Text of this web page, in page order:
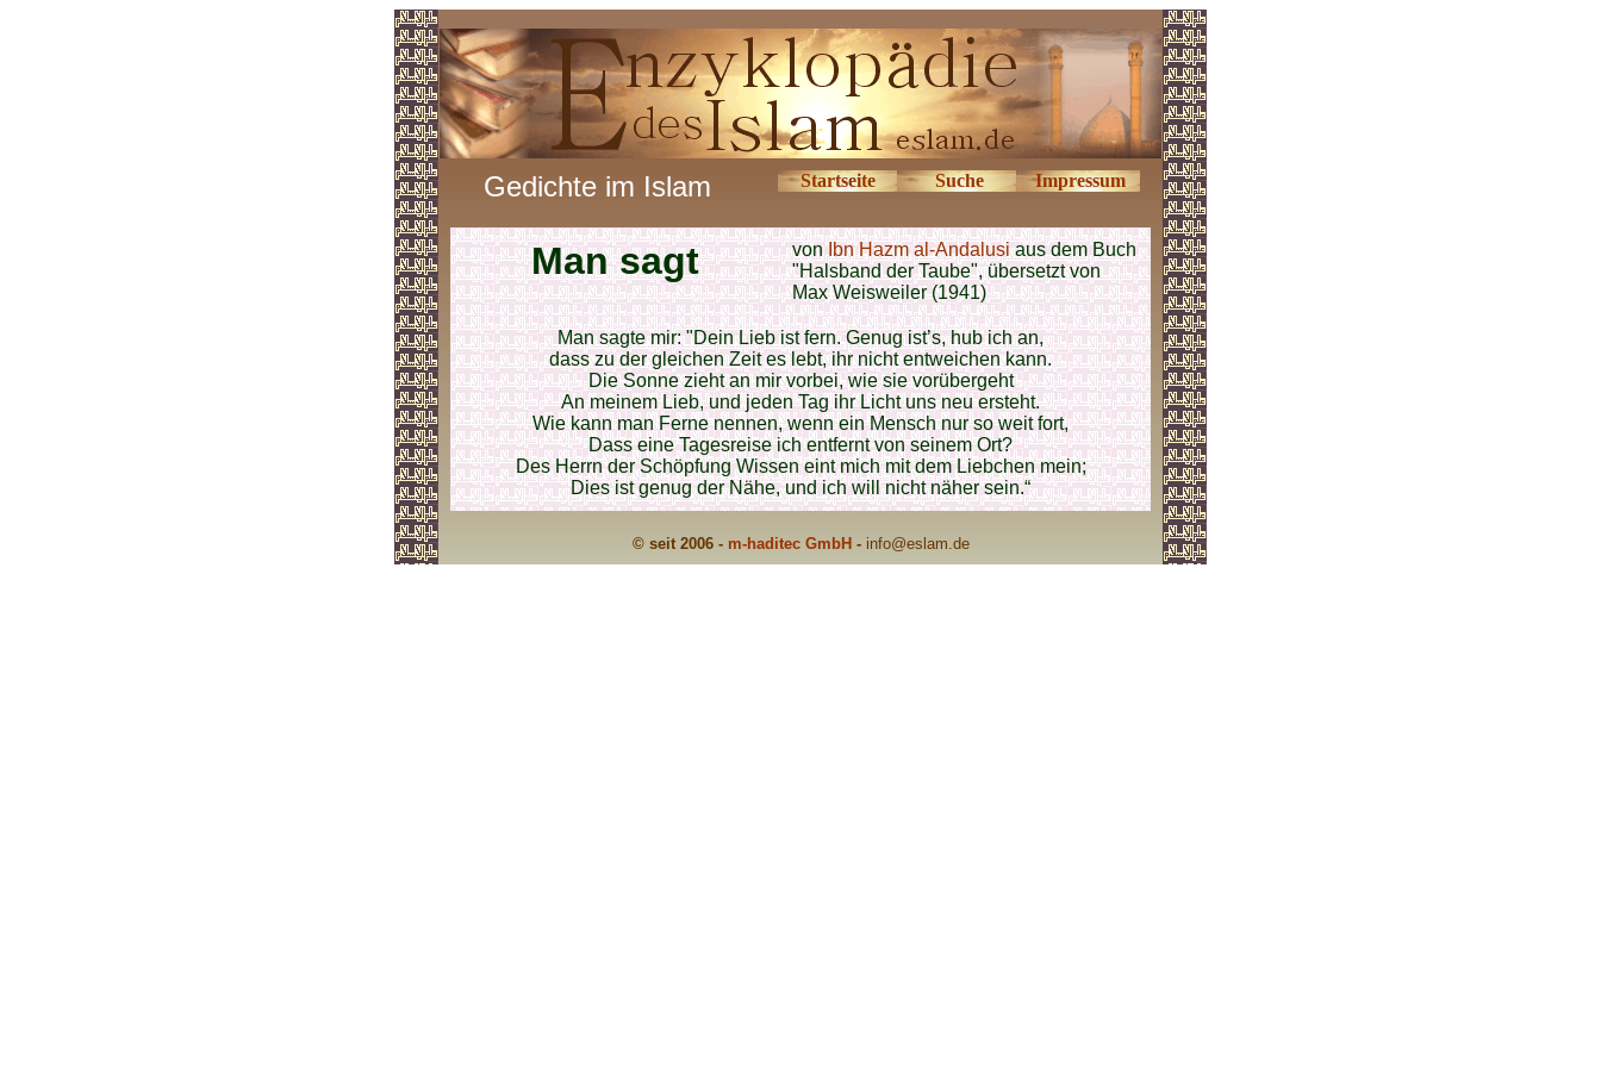
Gedichte im Islam Startseite Suche Impressum
Man sagt vonIbn Hazm al-Andalusiaus dem Buch
"Halsband der Taube", übersetzt von
Max Weisweiler (1941)
Man sagte mir: "Dein Lieb ist fern. Genug ist’s, hub ich an,
dass zu der gleichen Zeit es lebt, ihr nicht entweichen kann.
Die Sonne zieht an mir vorbei, wie sie vorübergeht
An meinem Lieb, und jeden Tag ihr Licht uns neu ersteht.
Wie kann man Ferne nennen, wenn ein Mensch nur so weit fort,
Dass eine Tagesreise ich entfernt von seinem Ort?
Des Herrn der Schöpfung Wissen eint mich mit dem Liebchen mein;
Dies ist genug der Nähe, und ich will nicht näher sein.“
© seit 2006 - m-haditec GmbH - info@eslam.de